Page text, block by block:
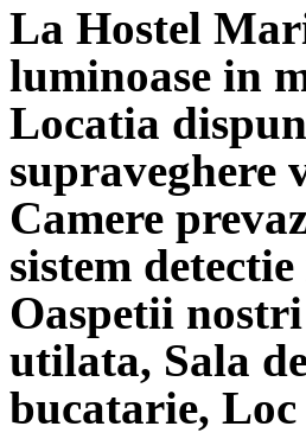
La Hostel
luminoase in
Locatia
supraveghere
Camere
sistem
Oaspetii
utilata, Sala
bucatarie, Loc